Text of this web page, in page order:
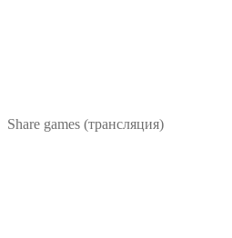
Share games (трансляция)